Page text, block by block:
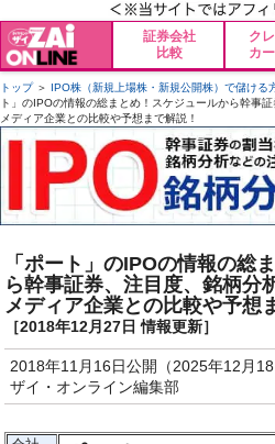
証券会社
比較
ク
カ
トップ＞ IPO株（新規上場株・新規公開株）で儲ける
ト」のIPOの情報の総まとめ！スケジュールから幹事
メディア企業との比較や予想まで解説！
「ポート」のIPOの情報の総
ら幹事証券、注目度、銘柄分
メディア企業との比較や予想
［2018年12月27日 情報更新］
2018年11月16日公開（2025年12月18
ザイ・オンライン編集部